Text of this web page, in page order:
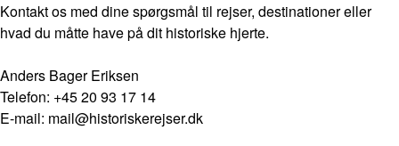
Kontakt os med dine spørgsmål til rejser, destinationer eller
hvad du måtte have på dit historiske hjerte.
Anders Bager Eriksen
Telefon: +45 20 93 17 14
E-mail: mail@historiskerejser.dk